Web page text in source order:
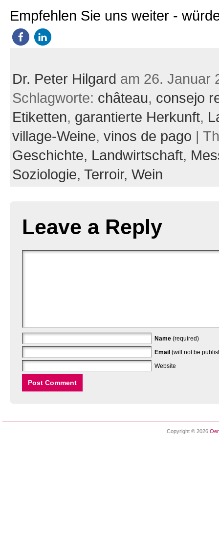
Empfehlen Sie uns weiter -
Dr. Peter Hilgard am 26. Januar
Schlagworte: château, consejo
Etiketten, garantierte Herkunft,
village-Weine, vinos de pago |
Geschichte, Landwirtschaft,
Soziologie, Terroir, Wein
Leave a Reply
Name (required)
Email (will not be
Website
Copyright © 2026